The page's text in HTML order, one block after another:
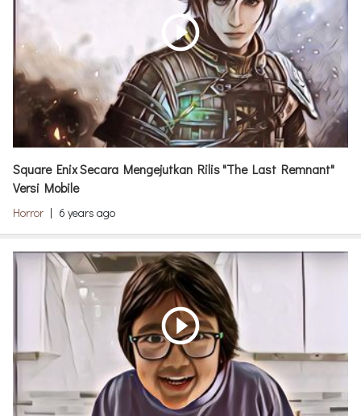
play_circle_outline
Square Enix Secara Mengejutkan Rilis "The Last Remnant"
Versi Mobile
Horror | 6 years ago
play_circle_outline